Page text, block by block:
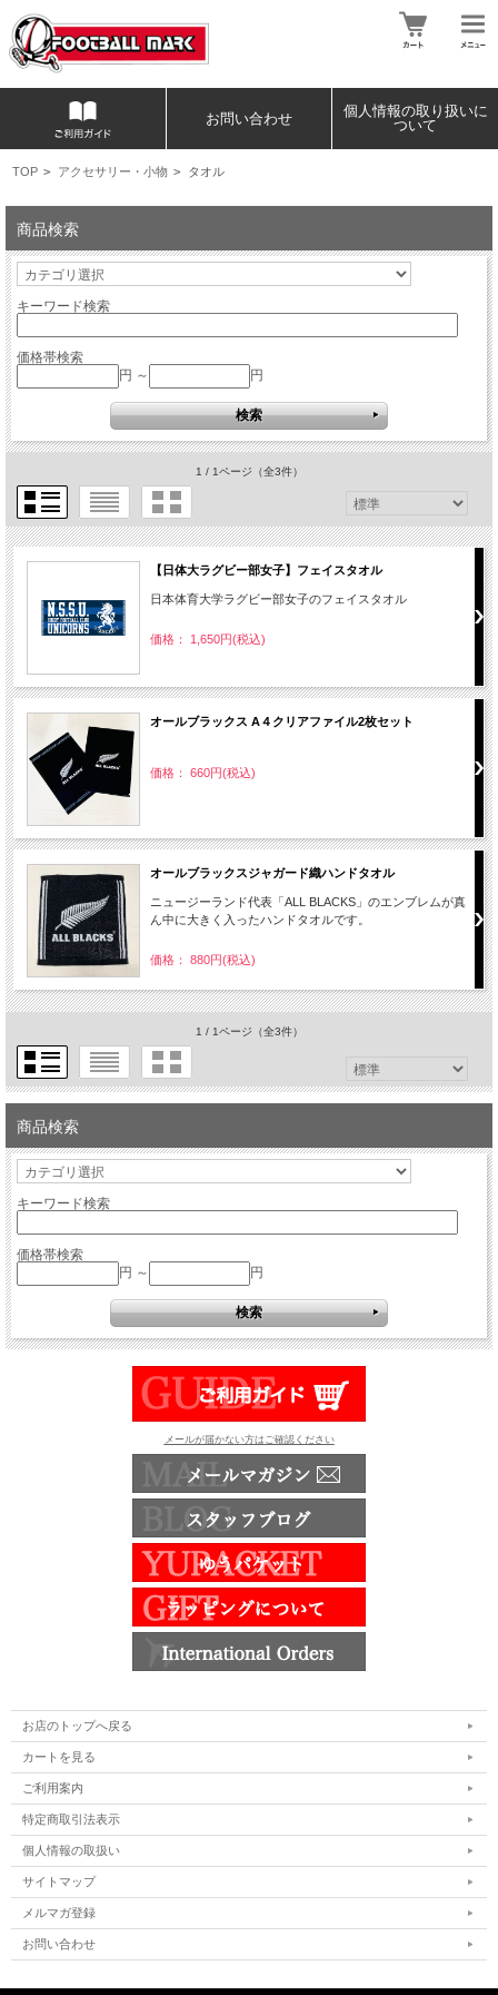
お問い合わせ
個人情報の取り扱いに
ついて
TOP > アクセサリー・小物 > タオル
商品検索
キーワード検索
価格帯検索
円 ～
円
1 / 1ページ （全3件）
【日体大ラグビー部女子】フェイスタオル
日本体育大学ラグビー部女子のフェイスタオル
価格： 1,650円(税込)
オールブラックス A４クリアファイル2枚セット
価格： 660円(税込)
オールブラックスジャガード織ハンドタオル
ニュージーランド代表「ALL BLACKS」のエンブレムが真
ん中に大きく入ったハンドタオルです。
価格： 880円(税込)
1 / 1ページ （全3件）
商品検索
キーワード検索
価格帯検索
円 ～
円
メールが届かない方はご確認ください
お店のトップへ戻る
カートを見る
ご利用案内
特定商取引法表示
個人情報の取扱い
サイトマップ
メルマガ登録
お問い合わせ